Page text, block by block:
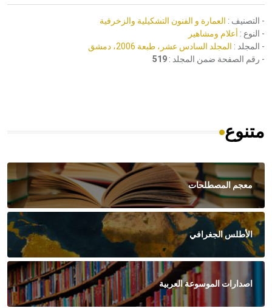
- التصنيف : العمارة و الفنون التشكيلية والزخرفية
- النوع : أعلام ومشاهير
- المجلد : المجلد السادس عشر، طبعة 2006، دمشق
- رقم الصفحة ضمن المجلد : 519
متنوع
معجم المصطلحات
الأطلس الجغرافي
اصدارات الموسوعة العربية